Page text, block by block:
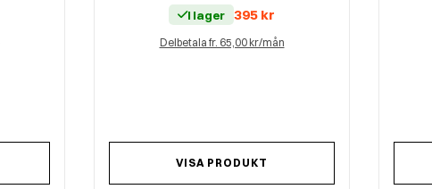
I lager 395 kr
Delbetala fr. 65,00 kr/mån
VISA PRODUKT